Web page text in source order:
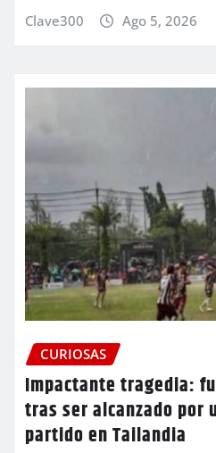
Clave300 Ago 5, 2026
CURIOSAS
Impactante tragedia:
tras ser alcanzado por
partido en Tailandia